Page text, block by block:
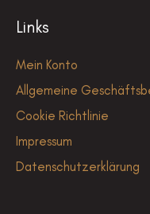
Links
Mein Konto
Allgemeine
Cookie Richtlinie
Impressum
Datenschutzerklärung